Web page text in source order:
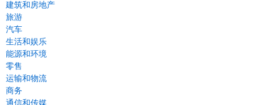
建筑和房地产
旅游
汽车
生活和娱乐
能源和环境
零售
运输和物流
商务
通信和传媒